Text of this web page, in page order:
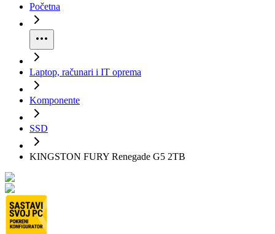
Početna
Laptop, računari i IT oprema
Komponente
SSD
KINGSTON FURY Renegade G5 2TB